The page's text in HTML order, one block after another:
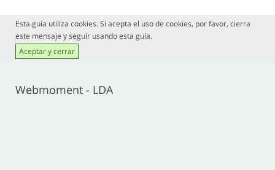
Esta guía utiliza cookies. Si acepta el uso de cookies, por favor, cierra
este mensaje y seguir usando esta guía.
Aceptar y cerrar
Webmoment - LDA